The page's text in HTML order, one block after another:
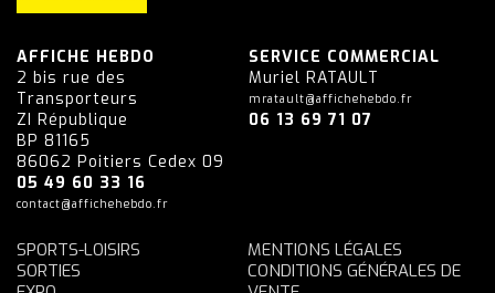
AFFICHE HEBDO
2 bis rue des
Transporteurs
ZI République
BP 81165
86062 Poitiers Cedex 09
05 49 60 33 16
contact@affichehebdo.fr
SERVICE COMMERCIAL
Muriel RATAULT
mratault@affichehebdo.fr
06 13 69 71 07
SPORTS-LOISIRS
SORTIES
MENTIONS LÉGALES
CONDITIONS GÉNÉRALES DE